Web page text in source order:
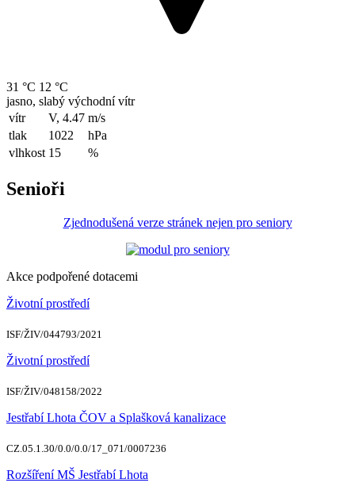
31 °C 12 °C
jasno, slabý východní vítr
vítr
V, 4.47 m/s
tlak
1022
hPa
vlhkost 15 %
Senioři
Zjednodušená verze stránek nejen pro seniory
Akce podpořené dotacemi
Životní prostředí
ISF/ŽIV/044793/2021
Životní prostředí
ISF/ŽIV/048158/2022
Jestřabí Lhota ČOV a Splašková kanalizace
CZ.05.1.30/0.0/0.0/17_071/0007236
Rozšíření MŠ Jestřabí Lhota